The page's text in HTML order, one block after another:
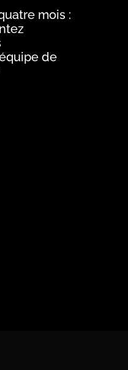
mois :
de